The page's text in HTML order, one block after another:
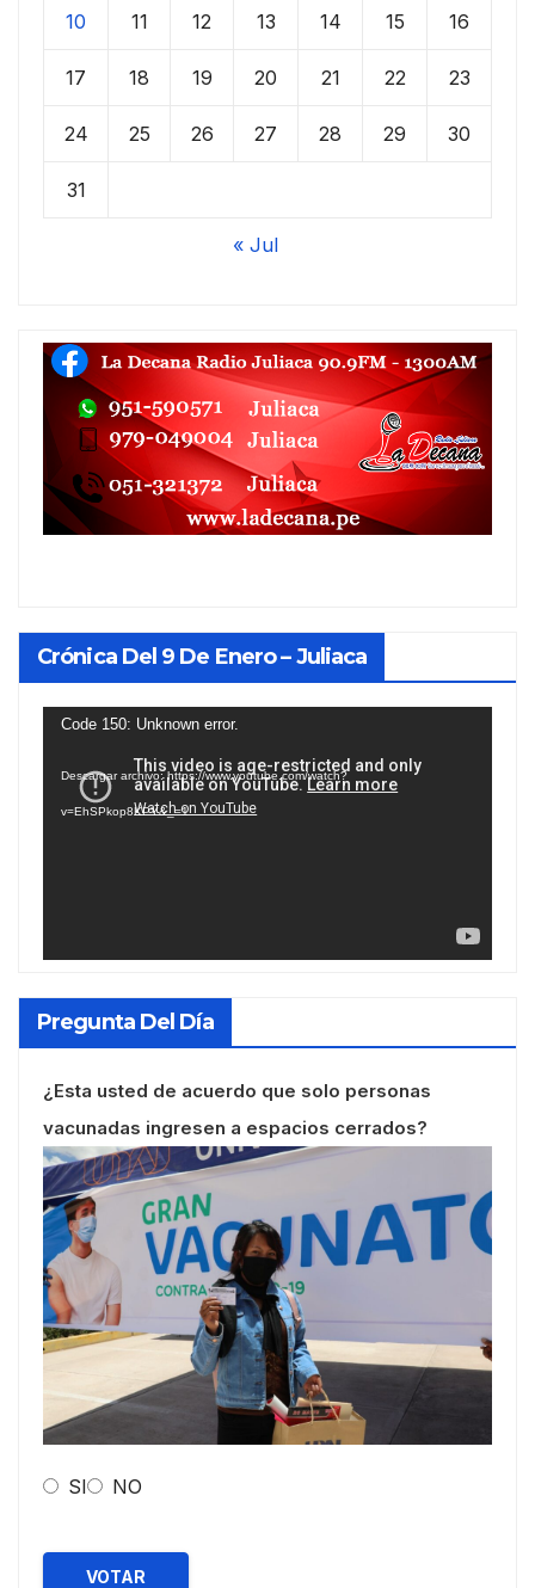
10 11 12 13 14 15 16
17 18 19 20 21 22 23
24 25 26 27 28 29 30
31
« Jul
Crónica Del 9 De Enero – Juliaca
Reproductor
vídeo
Code 150: Unknown error.
Descargar archivo: https://www.youtube.com/watch?
v=EhSPkop8KPY&_=1
Pregunta Del Día
¿Esta usted de acuerdo que solo personas
vacunadas ingresen a espacios cerrados?
SI NO
VOTAR